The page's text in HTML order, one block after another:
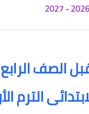
الصف الرابع
الترم